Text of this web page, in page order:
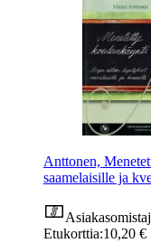
Anttonen,
saamelaisille ja
Etukorttia:10,20 €